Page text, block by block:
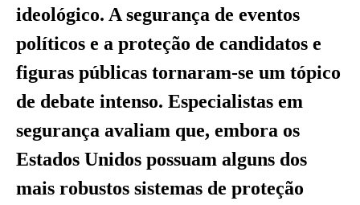
ideológico. A segurança de eventos
políticos e a proteção de candidatos e
figuras públicas tornaram-se um tópico
de debate intenso. Especialistas em
segurança avaliam que, embora os
Estados Unidos possuam alguns dos
mais robustos sistemas de proteção